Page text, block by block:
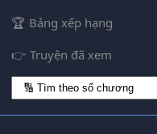
Bảng xếp hạng
Truyện đã xem